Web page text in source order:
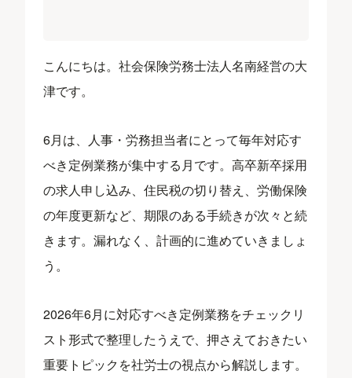
こんにちは。社会保険労務士法人名南経営の大
津です。
6月は、人事・労務担当者にとって毎年対応す
べき定例業務が集中する月です。高卒新卒採用
の求人申し込み、住民税の切り替え、労働保険
の年度更新など、期限のある手続きが次々と続
きます。漏れなく、計画的に進めていきましょ
う。
2026年6月に対応すべき定例業務をチェックリ
スト形式で整理したうえで、押さえておきたい
重要トピックを社労士の視点から解説します。